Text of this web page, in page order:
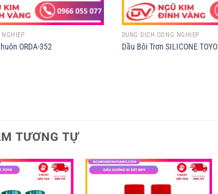
NGHIỆP
ORDA-352
DUNG DỊCH CÔNG NGHIỆP
Dầu Bôi Trơn SILICONE TOYO
TƯƠNG TỰ